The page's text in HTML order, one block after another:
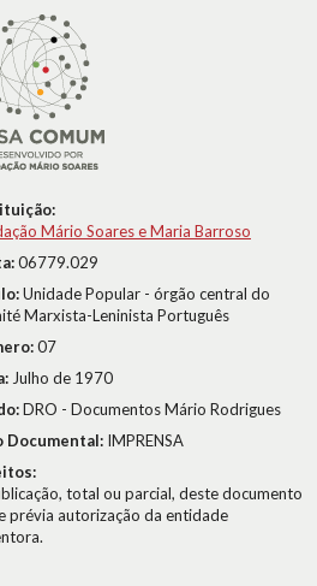
Mário Soares e Maria Barroso
06779.029
Unidade Popular - órgão central do
Marxista-Leninista Português
07
Julho de 1970
DRO - Documentos Mário Rodrigues
Documental: IMPRENSA
total ou parcial, deste documento
prévia autorização da entidade